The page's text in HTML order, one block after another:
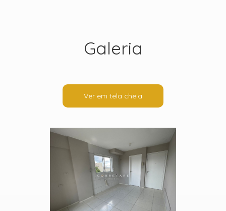
Galeria
Ver em tela cheia